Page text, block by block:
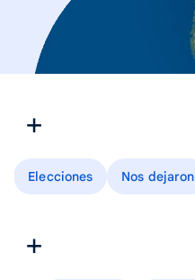
Nos dejaron
Elecciones